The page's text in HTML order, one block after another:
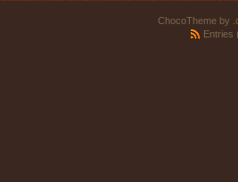
ChocoTheme by
Entries